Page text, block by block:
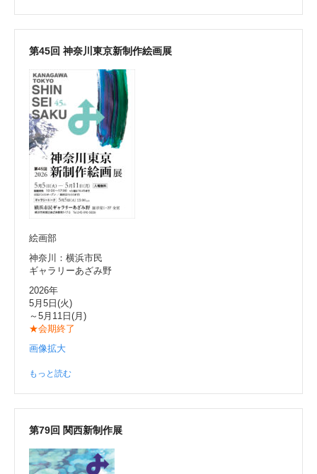
第45回 神奈川東京新制作絵画展
絵画部
神奈川：横浜市民
ギャラリーあざみ野
2026年
5月5日(火)
～5月11日(月)
★会期終了
画像拡大
もっと読む
第79回 関西新制作展